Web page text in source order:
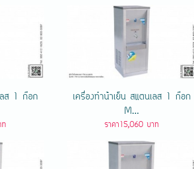
ลส 1 ก๊อก
เครื่องทําน้ําเย็น สแตนเลส 1 ก๊อก
M...
ราคา15,060 บาท